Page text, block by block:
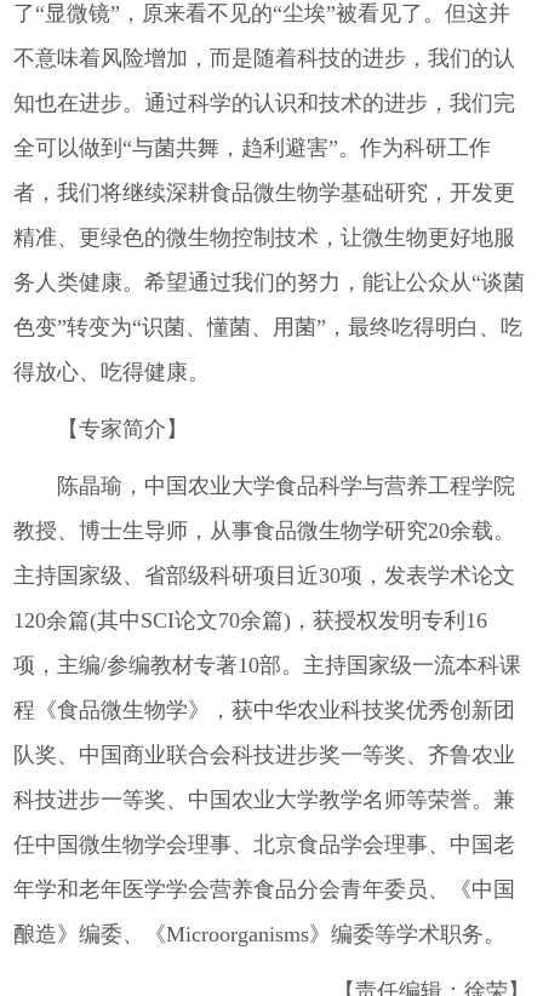
了“显微镜”，原来看不见的“尘埃”被看见了。但这并
不意味着风险增加，而是随着科技的进步，我们的认
知也在进步。通过科学的认识和技术的进步，我们完
全可以做到“与菌共舞，趋利避害”。作为科研工作
者，我们将继续深耕食品微生物学基础研究，开发更
精准、更绿色的微生物控制技术，让微生物更好地服
务人类健康。希望通过我们的努力，能让公众从“谈菌
色变”转变为“识菌、懂菌、用菌”，最终吃得明白、吃
得放心、吃得健康。
【专家简介】
陈晶瑜，中国农业大学食品科学与营养工程学院
教授、博士生导师，从事食品微生物学研究20余载。
主持国家级、省部级科研项目近30项，发表学术论文
120余篇(其中SCI论文70余篇)，获授权发明专利16
项，主编/参编教材专著10部。主持国家级一流本科课
程《食品微生物学》，获中华农业科技奖优秀创新团
队奖、中国商业联合会科技进步奖一等奖、齐鲁农业
科技进步一等奖、中国农业大学教学名师等荣誉。兼
任中国微生物学会理事、北京食品学会理事、中国老
年学和老年医学学会营养食品分会青年委员、《中国
酿造》编委、《Microorganisms》编委等学术职务。